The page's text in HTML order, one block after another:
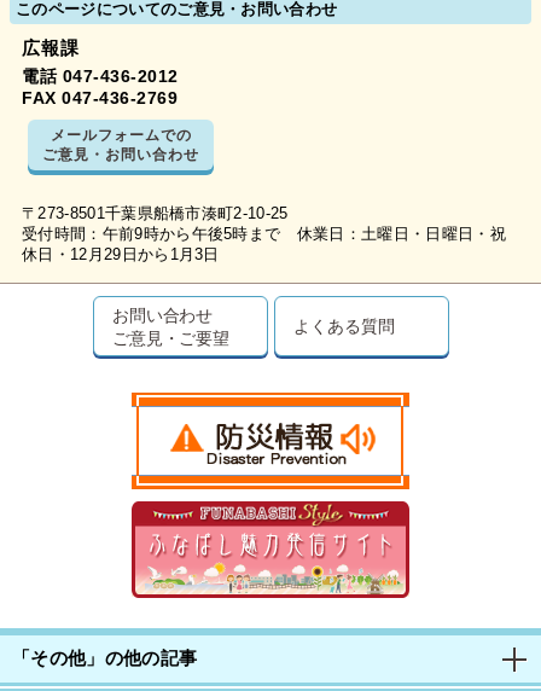
このページについてのご意見・お問い合わせ
広報課
電話 047-436-2012
FAX 047-436-2769
メールフォームでの
ご意見・お問い合わせ
〒273-8501千葉県船橋市湊町2-10-25
受付時間：午前9時から午後5時まで 休業日：土曜日・日曜日・祝
休日・12月29日から1月3日
お問い合わせ
ご意見・ご要望
よくある質問
「その他」の他の記事